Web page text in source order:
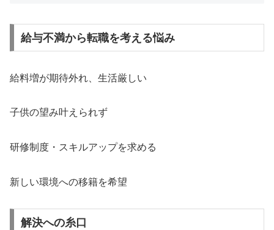
給与不満から転職を考える悩み
給料増が期待外れ、生活厳しい
子供の望み叶えられず
研修制度・スキルアップを求める
新しい環境への移籍を希望
解決への糸口